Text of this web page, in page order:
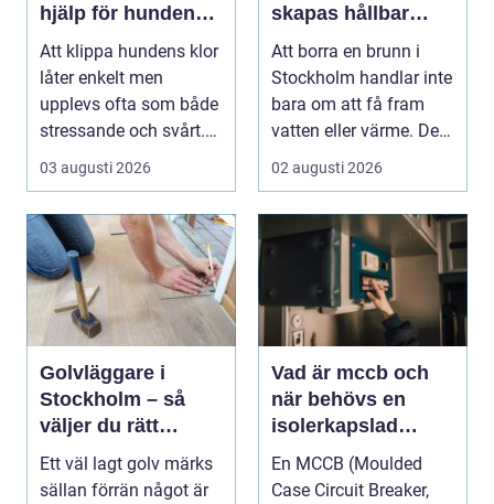
hjälp för hundens
tassar
Att klippa hundens klor
låter enkelt men
upplevs ofta som både
stressande och svårt.
Många hundägare...
03 augusti 2026
skapas hållbar
tillgång till vatten
och energi
Att borra en brunn i
Stockholm handlar inte
bara om att få fram
vatten eller värme. Det
är också ett...
02 augusti 2026
Golvläggare i
Stockholm – så
väljer du rätt
hantverkare för
hållbara golv
Ett väl lagt golv märks
sällan förrän något är
Vad är mccb och
när behövs en
isolerkapslad
effektbrytare?
En MCCB (Moulded
Case Circuit Breaker,